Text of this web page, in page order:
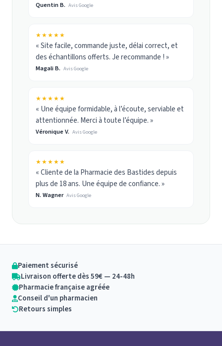
Quentin B. Avis Google
★★★★★
« Site facile, commande juste, délai correct, et
des échantillons offerts. Je recommande ! »
Magali B. Avis Google
★★★★★
« Une équipe formidable, à l’écoute, serviable et
attentionnée. Merci à toute l’équipe. »
Véronique V. Avis Google
★★★★★
« Cliente de la Pharmacie des Bastides depuis
plus de 18 ans. Une équipe de confiance. »
N. Wagner Avis Google
Paiement sécurisé
Livraison offerte dès 59€ — 24-48h
Pharmacie française agréée
Conseil d'un pharmacien
Retours simples